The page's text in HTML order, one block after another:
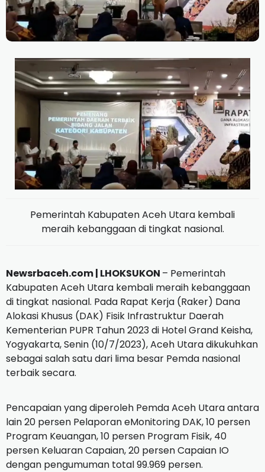
Pemerintah Kabupaten Aceh Utara kembali
meraih kebanggaan di tingkat nasional.
Newsrbaceh.com | LHOKSUKON – Pemerintah
Kabupaten Aceh Utara kembali meraih kebanggaan
di tingkat nasional. Pada Rapat Kerja (Raker) Dana
Alokasi Khusus (DAK) Fisik Infrastruktur Daerah
Kementerian PUPR Tahun 2023 di Hotel Grand Keisha,
Yogyakarta, Senin (10/7/2023), Aceh Utara dikukuhkan
sebagai salah satu dari lima besar Pemda nasional
terbaik secara.
Pencapaian yang diperoleh Pemda Aceh Utara antara
lain 20 persen Pelaporan eMonitoring DAK, 10 persen
Program Keuangan, 10 persen Program Fisik, 40
persen Keluaran Capaian, 20 persen Capaian IO
dengan pengumuman total 99.969 persen.